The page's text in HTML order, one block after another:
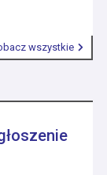
wszystkie